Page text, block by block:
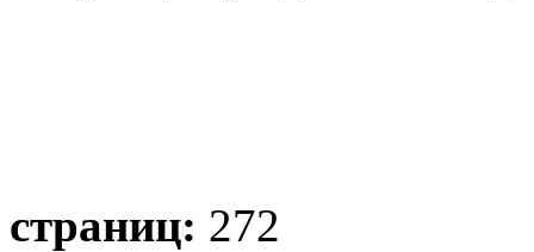
страниц: 272